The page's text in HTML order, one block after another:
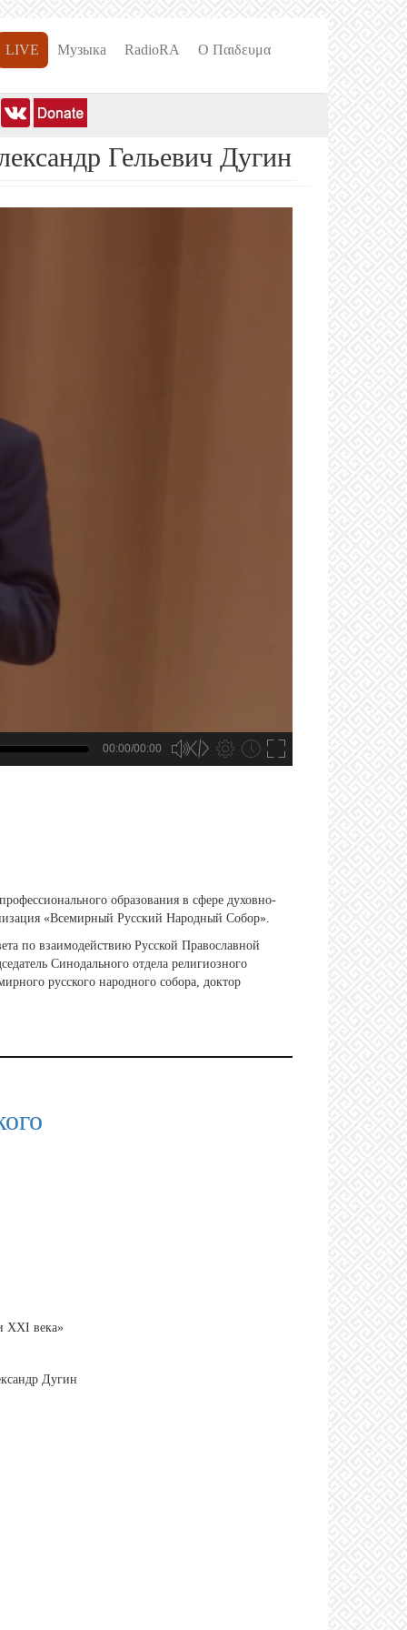
LIVE Музыка RadioRA О Пαιδευμα
Гельевич Дугин
00:00/00:00
образования в сфере духовно-
«Всемирный Русский Народный Собор».
по взаимодействию Русской Православной
Синодального отдела религиозного
русского народного собора, доктор
XXI века»
Дугин